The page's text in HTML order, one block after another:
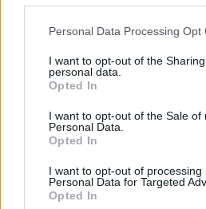
This information may also be
disclose it to other third parties.
Please note that this website/app
services and may gather and store
not limited to your visit or usage
grant or deny consent to Google
consent section.
Personal Data Processing Opt
I want to opt-out of the
personal data.
Opted In
I want to opt-out of the Sale of
Personal Data.
Opted In
I want to opt-out of processing
Personal Data for Targeted
Opted In